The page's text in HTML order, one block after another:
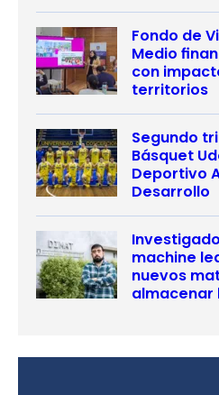
Fondo de
Medio
con
territorios
Segundo
Básquet
Deportivo
Desarrollo
machine
nuevos
almacenar